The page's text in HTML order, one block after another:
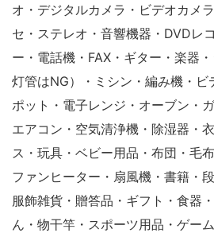
オ・デジタルカメラ・ビデオカメ
セ・ステレオ・音響機器・DVDレ
ー・電話機・FAX・ギター・楽器
灯管はNG）・ミシン・編み機・ビ
ポット・電子レンジ・オーブン・
エアコン・空気清浄機・除湿器・
ス・玩具・ベビー用品・布団・毛
ファンヒーター・扇風機・書籍・
服飾雑貨・贈答品・ギフト・食器
ん・物干竿・スポーツ用品・ゲー